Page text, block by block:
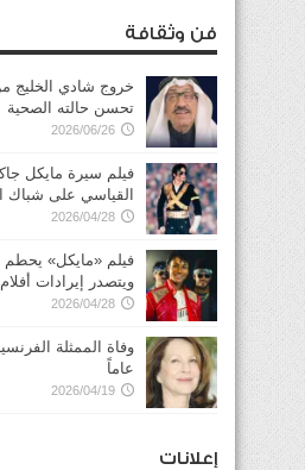
فن وثقافة
خروج شادي الخليج
تحسن حالته الصحية
2026/06/26
فيلم سيرة مايكل
القياسي على شباك
2026/04/28
فيلم «مايكل» يحطم
ويتصدر إيرادات
2026/04/28
عاماً
2026/04/19
إعلانات